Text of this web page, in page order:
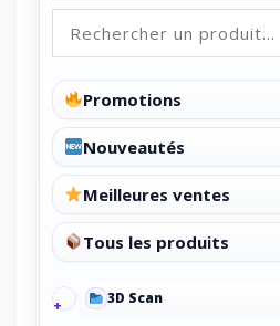
Promotions
Nouveautés
Meilleures ventes
Tous les produits
3D Scan